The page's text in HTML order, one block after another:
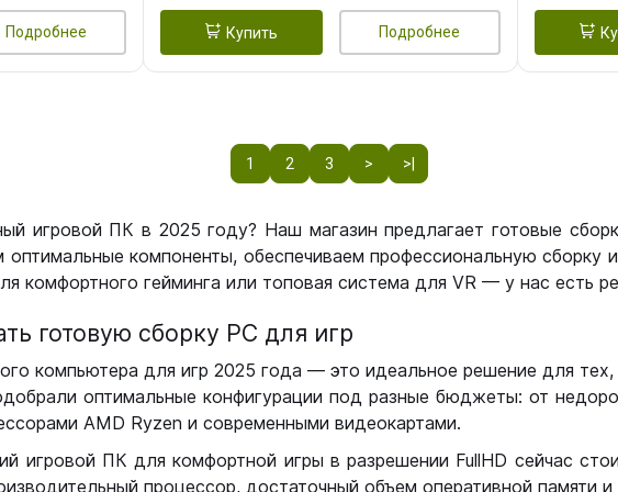
Подробнее Купить Подробнее
1 2 3 > >|
игровой ПК в 2025 году? Наш магазин предлагает готовые
компоненты, обеспечиваем профессиональную сборку
комфортного гейминга или топовая система для VR — у нас есть
готовую сборку РС для игр
компьютера для игр 2025 года — это идеальное решение для
оптимальные конфигурации под разные бюджеты: от
AMD Ryzen и современными видеокартами.
игровой ПК для комфортной игры в разрешении FullHD сейчас
процессор, достаточный объем оперативной памяти